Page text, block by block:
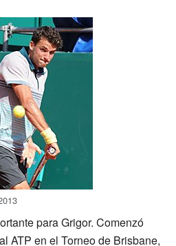
para Grigor. Comenzó
ATP en el Torneo de Brisbane,